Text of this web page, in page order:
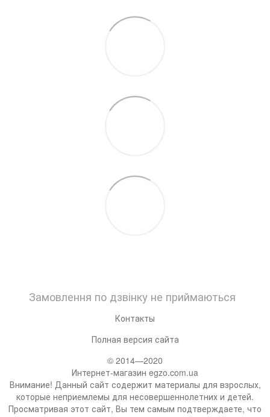
Замовлення по дзвінку не приймаються
Контакты
Полная версия сайта
© 2014—2020
Интернет-магазин egzo.com.ua
Внимание! Данный сайт содержит материалы для взрослых,
которые неприемлемы для несовершеннолетних и детей.
Просматривая этот сайт, Вы тем самым подтверждаете, что